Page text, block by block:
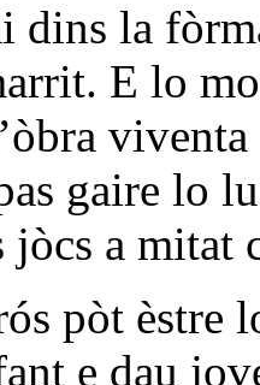
dins la
E lo
gaire lo
jòcs a mitat
pòt èstre
e dau